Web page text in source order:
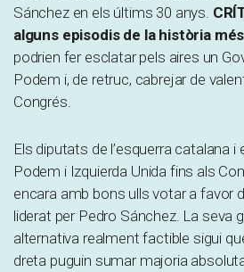
Sánchez en els últims 30 anys.
alguns episodis de la història
podrien fer esclatar pels aires un
Podem i, de retruc, cabrejar de
Congrés.
Els diputats de l’esquerra catalana
Podem i Izquierda Unida fins als
encara amb bons ulls votar a favor
liderat per Pedro Sánchez. La seva
alternativa realment factible sigui
dreta puguin sumar majoria